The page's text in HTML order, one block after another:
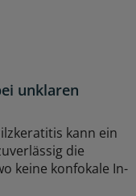
unklaren
kann ein
die
keine konfokale In-